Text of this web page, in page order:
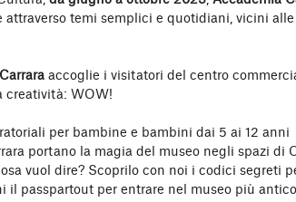
attraverso temi semplici e quotidiani, vicini alle
accoglie i visitatori del centro
creatività: WOW!
per bambine e bambini dai 5 ai 12 anni
portano la magia del museo negli spazi di
vuol dire? Scoprilo con noi i codici segreti
il passpartout per entrare nel museo più